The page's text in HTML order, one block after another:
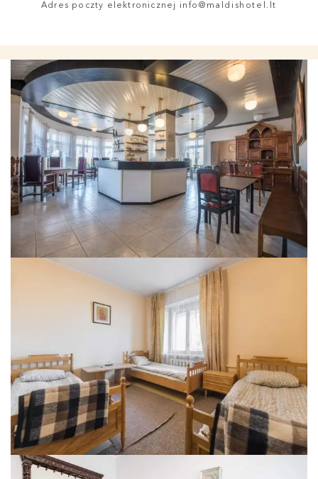
Adres poczty elektronicznej info@maldishotel.lt